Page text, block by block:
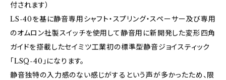
付されます）
LS-40を基に静音専用シャフト・スプリング・スペーサー及び専用
のオムロン社製スイッチを使用して静音用に新開発した変形四角
ガイドを搭載したセイミツ工業初の標準型静音ジョイスティック
「LSQ-40」になります。
静音独特の入力感のない感じがするという声が多かったため、限